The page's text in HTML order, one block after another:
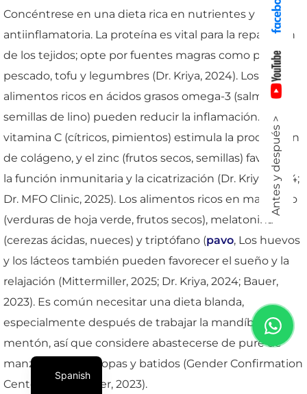
Concéntrese en una dieta rica en nutrientes y
antiinflamatoria. La proteína es vital para la reparación
de los tejidos; opte por fuentes magras como pollo,
pescado, tofu y legumbres (Dr. Kriya, 2024). Los
alimentos ricos en ácidos grasos omega-3 (salmón,
semillas de lino) pueden reducir la inflamación. La
vitamina C (cítricos, pimientos) estimula la producción
de colágeno, y el zinc (frutos secos, semillas) favorece
la función inmunitaria y la cicatrización (Dr. Kriya, 2024;
Dr. MFO Clinic, 2025). Los alimentos ricos en magnesio
(verduras de hoja verde, frutos secos), melatonina
(cerezas ácidas, nueces) y triptófano (pavo, Los huevos
y los lácteos también pueden favorecer el sueño y la
relajación (Mittermiller, 2025; Dr. Kriya, 2024; Bauer,
2023). Es común necesitar una dieta blanda,
especialmente después de trabajar la mandíbula y el
mentón, así que considere abastecerse de puré de
manzana, yogur, sopas y batidos (Gender Confirmation
Center, 2024; Bauer, 2023).
Antes y después >
Spanish